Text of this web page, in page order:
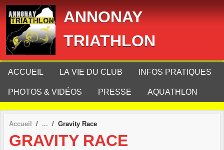
ANNONAY
TRIATHLON
ACCUEIL LA VIE DU CLUB INFOS PRATIQUES
PHOTOS & VIDÉOS PRESSE AQUATHLON
Accueil Gravity Race
GRAVITY RACE
Panneau de gestion des cookies